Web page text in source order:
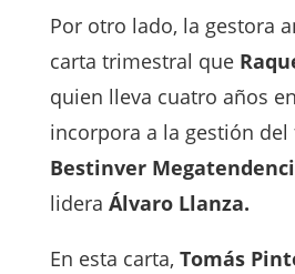
Por otro lado, la gestora
carta trimestral que
quien lleva cuatro años
incorpora a la gestión del
Bestinver
lidera Álvaro Llanza.
En esta carta, Tomás